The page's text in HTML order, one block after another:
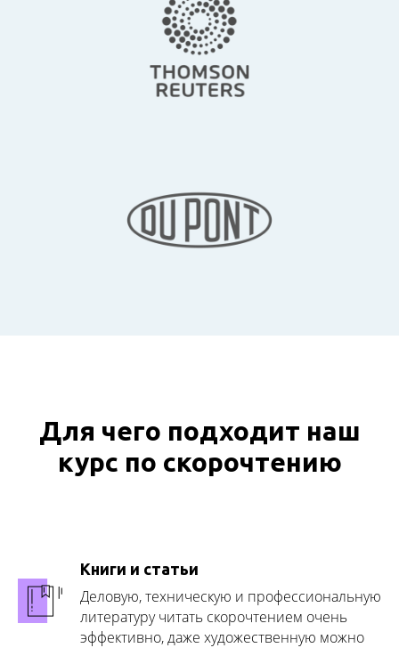
Для чего подходит наш
курс по скорочтению
Книги и статьи
Деловую, техническую и профессиональную
литературу читать скорочтением очень
эффективно, даже художественную можно